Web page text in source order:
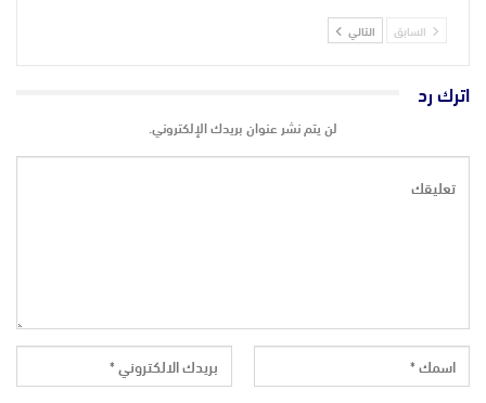
السابق التالي
اترك رد
لن يتم نشر عنوان بريدك الإلكتروني.